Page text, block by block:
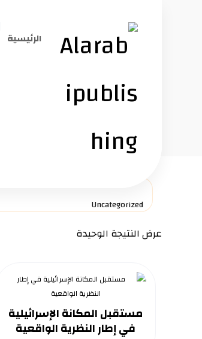
الرئيسية
د. ناجي محمد الهتاش
عرض النتيجة الوحيدة
مستقبل المكانة الإسرائيلية
في إطار النظرية الواقعية